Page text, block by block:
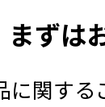
まずは
に関する